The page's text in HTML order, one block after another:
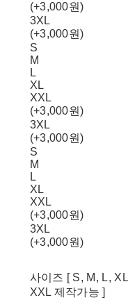
(+3,000원)
3XL
(+3,000원)
S
M
L
XL
XXL
(+3,000원)
3XL
(+3,000원)
S
M
L
XL
XXL
(+3,000원)
3XL
(+3,000원)
사이즈 [ S, M, L,
XXL 제작가능 ]